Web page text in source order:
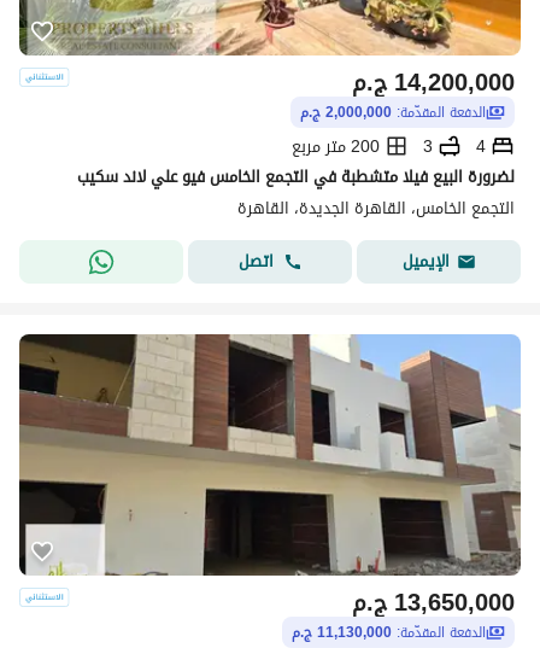
ج.م14,200,000
الدفعة المقدّمة: 2,000,000 ج.م
4
3
200 متر مربع
لضرورة البيع فيلا متشطبة في التجمع الخامس فيو علي لاند سكيب
التجمع الخامس، القاهرة الجديدة، القاهرة
الإيميل
اتصل
ج.م13,650,000
الدفعة المقدّمة: 11,130,000 ج.م